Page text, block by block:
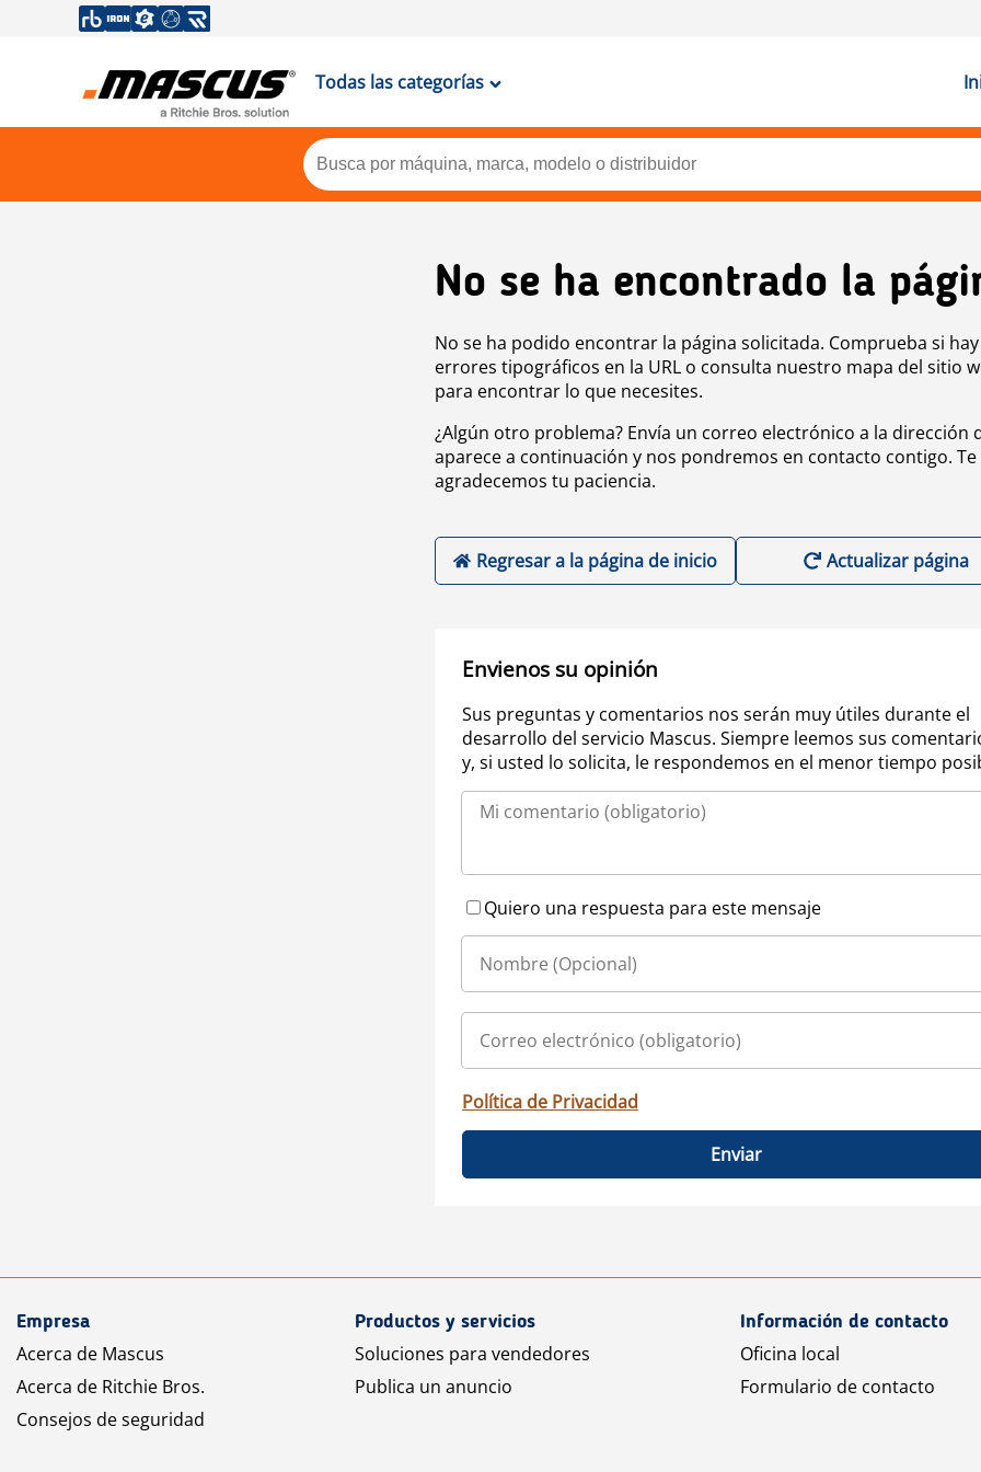
Todas las categorías
No se ha encontrado la
No se ha podido encontrar la página solicitada. Comprueba si hay
errores tipográficos en la URL o consulta nuestro mapa del sitio
para encontrar lo que necesites.
¿Algún otro problema? Envía un correo electrónico a la dirección
aparece a continuación y nos pondremos en contacto contigo. Te
agradecemos tu paciencia.
Regresar a la página de inicio Actualizar página
Envienos su opinión
Sus preguntas y comentarios nos serán muy útiles durante el
desarrollo del servicio Mascus. Siempre leemos sus
y, si usted lo solicita, le respondemos en el menor tiempo
Quiero una respuesta para este mensaje
Política de Privacidad
Enviar
Empresa
Acerca de Mascus
Acerca de Ritchie Bros.
Consejos de seguridad
Productos y servicios
Soluciones para vendedores
Publica un anuncio
Información de contacto
Oficina local
Formulario de contacto